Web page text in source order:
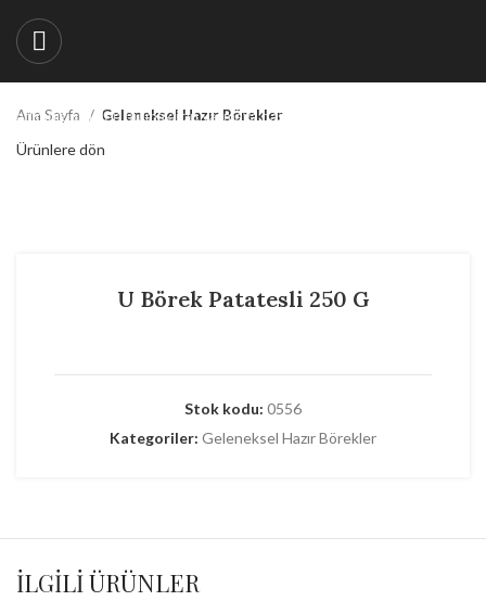
Ana Sayfa Geleneksel Hazır Börekler
Ürünlere dön
U Börek Patatesli 250 G
Stok kodu: 0556
Kategoriler: Geleneksel Hazır Börekler
İLGILI ÜRÜNLER
Aradığınız ürünleri bulmak için yazmaya başlayın.